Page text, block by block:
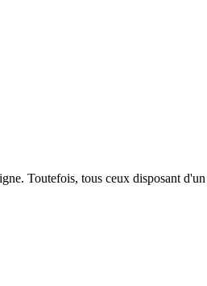
Toutefois, tous ceux disposant